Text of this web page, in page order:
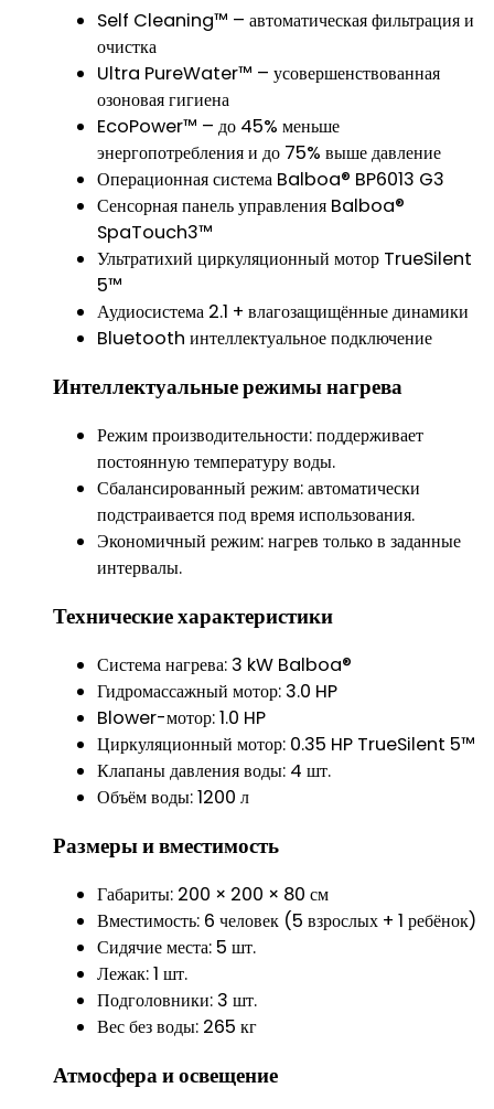
Self Cleaning™ – автоматическая фильтрация и
очистка
Ultra PureWater™ – усовершенствованная
озоновая гигиена
EcoPower™ – до 45% меньше
энергопотребления и до 75% выше давление
Операционная система Balboa® BP6013 G3
Сенсорная панель управления Balboa®
SpaTouch3™
Ультратихий циркуляционный мотор TrueSilent
5™
Аудиосистема 2.1 + влагозащищённые динамики
Bluetooth интеллектуальное подключение
Интеллектуальные режимы нагрева
Режим производительности: поддерживает
постоянную температуру воды.
Сбалансированный режим: автоматически
подстраивается под время использования.
Экономичный режим: нагрев только в заданные
интервалы.
Технические характеристики
Система нагрева: 3 kW Balboa®
Гидромассажный мотор: 3.0 HP
Blower-мотор: 1.0 HP
Циркуляционный мотор: 0.35 HP TrueSilent 5™
Клапаны давления воды: 4 шт.
Объём воды: 1200 л
Размеры и вместимость
Габариты: 200 × 200 × 80 см
Вместимость: 6 человек (5 взрослых + 1 ребёнок)
Сидячие места: 5 шт.
Лежак: 1 шт.
Подголовники: 3 шт.
Вес без воды: 265 кг
Атмосфера и освещение